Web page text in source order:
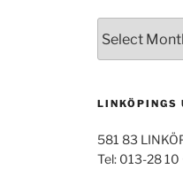
LINKÖPINGS
581 83
Tel: 013-28